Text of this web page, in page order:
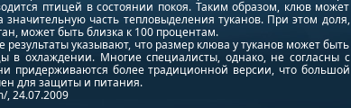
птицей в состоянии покоя. Таким образом, клюв может
значительную часть тепловыделения туканов. При этом доля,
может быть близка к 100 процентам.
указывают, что размер клюва у туканов может быть
в охлаждении. Многие специалисты, однако, не согласны с
придерживаются более традиционной версии, что большой
для защиты и питания.
, 24.07.2009